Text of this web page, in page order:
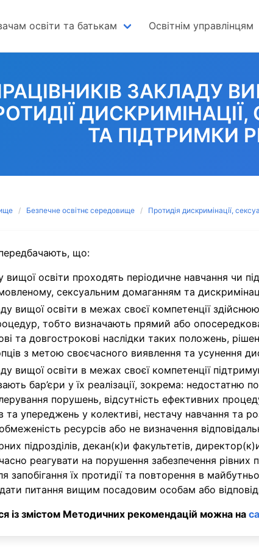
освіти та батькам Освітнім управлінцям
ЗАКЛАДУ
ТА ПІДТРИМКИ
Безпечне освітнє середовище Протидія дискримінації,
що:
вищої освіти проходять періодичне навчання чи
сексуальним домаганням та
вищої освіти в межах своєї компетенції
тобто визначають прямий або
та довгострокові наслідки таких положень,
з метою своєчасного виявлення та усунення
вищої освіти в межах своєї компетенції
бар’єри у їх реалізації, зокрема: недостатню
порушень, відсутність ефективних
та упереджень у колективі, нестачу навчання та
ресурсів або не визначення
підрозділів, декан(к)и факультетів,
реагувати на порушення забезпечення
запобігання їх протидії та повторення в
питання вищим посадовим особам або
із змістом Методичних рекомендацій можна на